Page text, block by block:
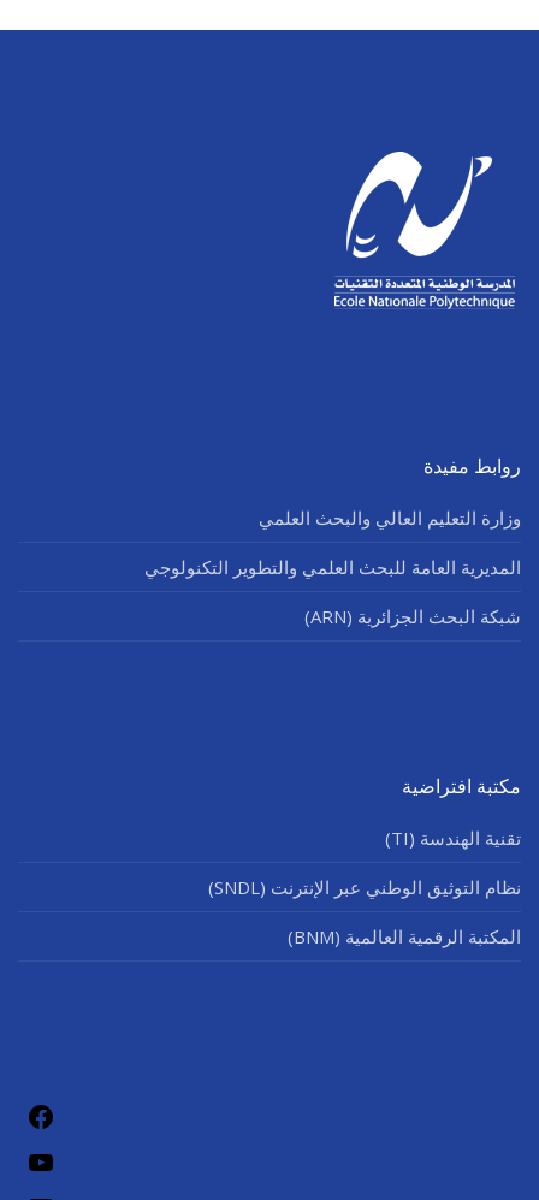
روابط مفيدة
وزارة التعليم العالي والبحث العلمي
المديرية العامة للبحث العلمي والتطوير التكنولوجي
شبكة البحث الجزائرية (ARN)
مكتبة افتراضية
تقنية الهندسة (TI)
نظام التوثيق الوطني عبر الإنترنت (SNDL)
المكتبة الرقمية العالمية (BNM)